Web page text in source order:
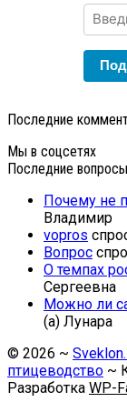
Последние
Мы в соцсетях
Последние вопросы
Почему не
Владимир
vopros
Вопрос
О темпах
Сергеевна
Можно ли
(а) Лунара
© 2026 ~
птицеводство ~
Разработка WP-